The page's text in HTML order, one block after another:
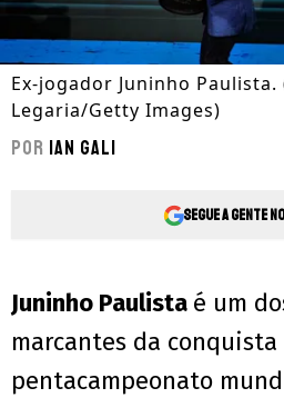
Ex-jogador Juninho
Legaria/Getty Images)
Por Ian Gali
Segue a gente
Juninho Paulista é um
marcantes da conquista
pentacampeonato